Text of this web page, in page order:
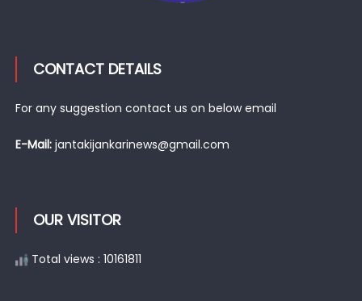
CONTACT DETAILS
For any suggestion contact us on below email
E-Mail: jantakijankarinews@gmail.com
OUR VISITOR
Total views : 10161811